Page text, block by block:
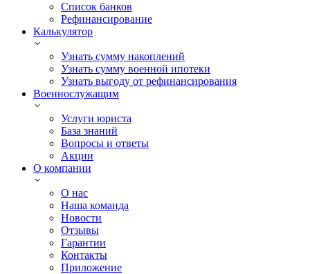
Список банков
Рефинансирование
Калькулятор
Узнать сумму накоплений
Узнать сумму военной ипотеки
Узнать выгоду от рефинансирования
Военнослужащим
Услуги юриста
База знаний
Вопросы и ответы
Акции
О компании
О нас
Наша команда
Новости
Отзывы
Гарантии
Контакты
Приложение